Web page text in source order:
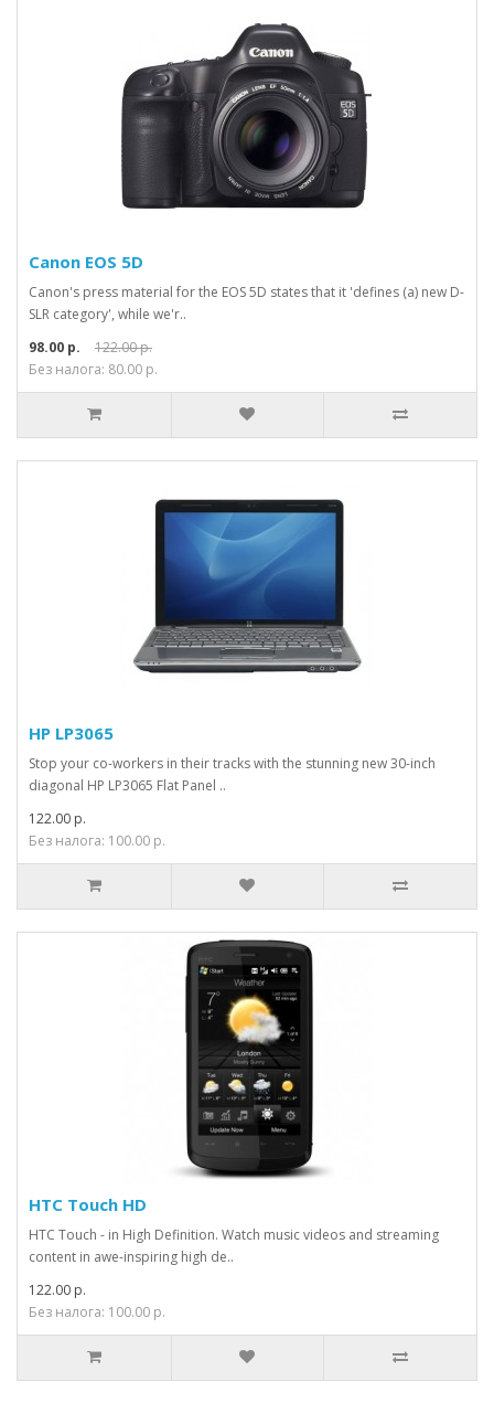
Canon EOS 5D
Canon's press material for the EOS 5D states that it 'defines (a) new D-
SLR category', while we'r..
98.00 р.
122.00 р.
Без налога: 80.00 р.
HP LP3065
Stop your co-workers in their tracks with the stunning new 30-inch
diagonal HP LP3065 Flat Panel ..
122.00 р.
Без налога: 100.00 р.
HTC Touch HD
HTC Touch - in High Definition. Watch music videos and streaming
content in awe-inspiring high de..
122.00 р.
Без налога: 100.00 р.